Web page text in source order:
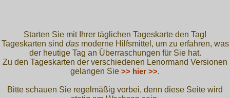
Starten Sie mit Ihrer täglichen Tageskarte den Tag!
Tageskarten sind dasmoderne Hilfsmittel, um zu erfahren, was
der heutige Tag an Überraschungen für Sie hat.
Zu den Tageskarten der verschiedenen Lenormand Versionen
gelangen Sie >> hier >>.
Bitte schauen Sie regelmäßig vorbei, denn diese Seite wird